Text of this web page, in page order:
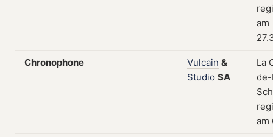
am
Chronophone Vulcain &
Studio SA
La
de-
am